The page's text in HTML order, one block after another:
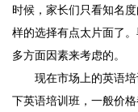
时候，家长们只看知名
样的选择有点太片面了
多方面因素来考虑的。
现在市场上的英语培
下英语培训班，一般价